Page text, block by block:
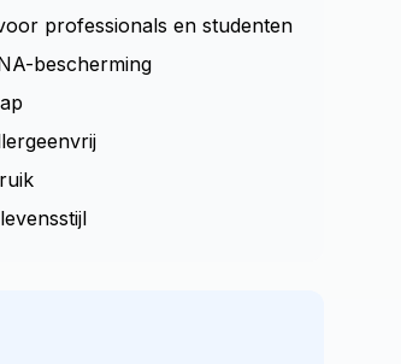
professionals en studenten
bescherming